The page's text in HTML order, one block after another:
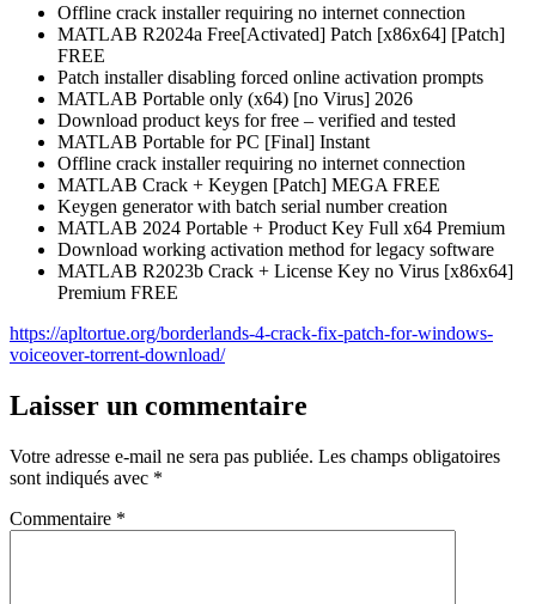
Offline crack installer requiring no internet connection
MATLAB R2024a Free[Activated] Patch [x86x64] [Patch]
FREE
Patch installer disabling forced online activation prompts
MATLAB Portable only (x64) [no Virus] 2026
Download product keys for free – verified and tested
MATLAB Portable for PC [Final] Instant
Offline crack installer requiring no internet connection
MATLAB Crack + Keygen [Patch] MEGA FREE
Keygen generator with batch serial number creation
MATLAB 2024 Portable + Product Key Full x64 Premium
Download working activation method for legacy software
MATLAB R2023b Crack + License Key no Virus [x86x64]
Premium FREE
https://apltortue.org/borderlands-4-crack-fix-patch-for-windows-
voiceover-torrent-download/
Laisser un commentaire
Votre adresse e-mail ne sera pas publiée. Les champs obligatoires
sont indiqués avec *
Commentaire *